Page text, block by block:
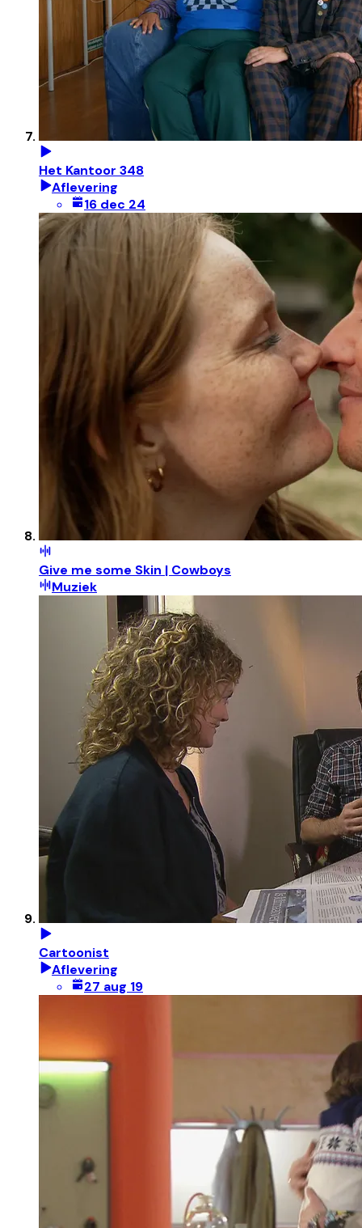
Het Kantoor 348
Aflevering
16 dec 24
Give me some Skin | Cowboys
Muziek
Cartoonist
Aflevering
27 aug 19